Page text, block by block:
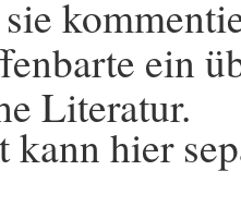
ein
Literatur.
kann hier